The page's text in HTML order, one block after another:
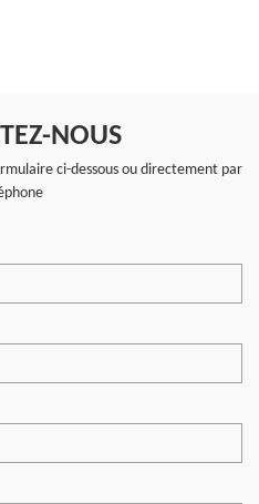
NOUS
ci-dessous ou directement par